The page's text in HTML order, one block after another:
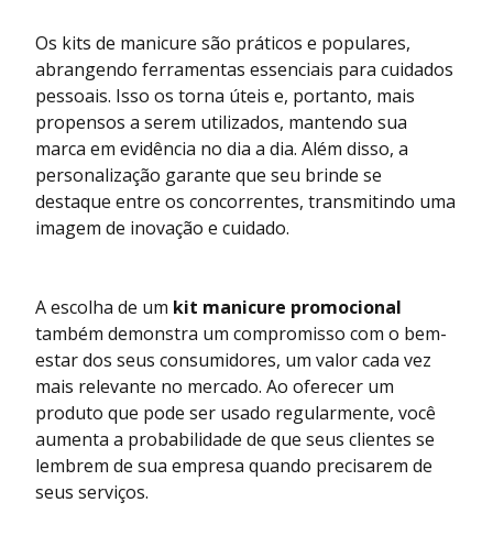
Os kits de manicure são práticos e populares,
abrangendo ferramentas essenciais para cuidados
pessoais. Isso os torna úteis e, portanto, mais
propensos a serem utilizados, mantendo sua
marca em evidência no dia a dia. Além disso, a
personalização garante que seu brinde se
destaque entre os concorrentes, transmitindo uma
imagem de inovação e cuidado.
A escolha de um kit manicure promocional
também demonstra um compromisso com o bem-
estar dos seus consumidores, um valor cada vez
mais relevante no mercado. Ao oferecer um
produto que pode ser usado regularmente, você
aumenta a probabilidade de que seus clientes se
lembrem de sua empresa quando precisarem de
seus serviços.